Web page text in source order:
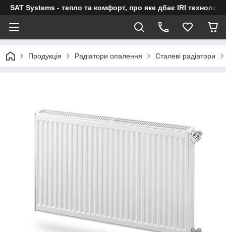
SAT Systems - тепло та комфорт, про яке дбає IRI технологія
Продукція Радіатори опалення Сталеві радіатори